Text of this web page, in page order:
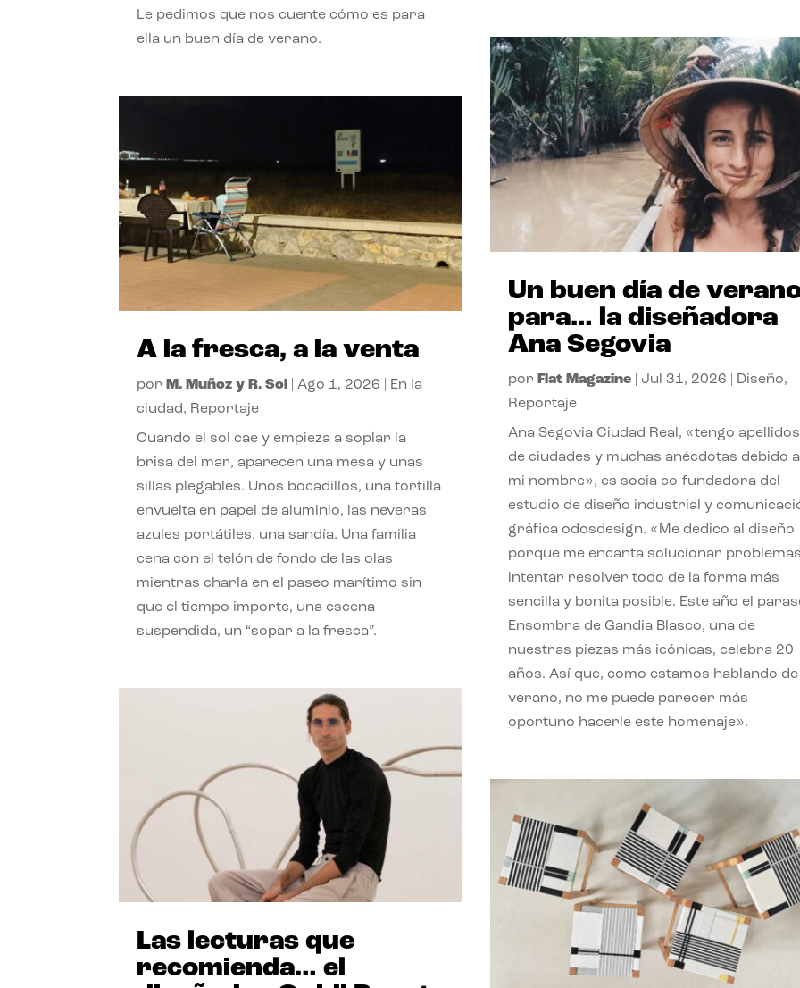
Le pedimos que nos cuente cómo es para
ella un buen día de verano.
A la fresca, a la venta
por M. Muñoz y R. Sol |Ago 1, 2026
En la
ciudad, Reportaje
Cuando el sol cae y empieza a soplar la
brisa del mar, aparecen una mesa y unas
sillas plegables. Unos bocadillos, una tortilla
envuelta en papel de aluminio, las neveras
azules portátiles, una sandía. Una familia
cena con el telón de fondo de las olas
mientras charla en el paseo marítimo sin
que el tiempo importe, una escena
suspendida, un “sopar a la fresca”.
Las lecturas que
recomienda… el
Un buen día de
para… la diseñadora
Ana Segovia
por Flat Magazine| Jul 31, 2026 Diseño,
Reportaje
Ana Segovia Ciudad Real, «tengo apellidos
de ciudades y muchas anécdotas debido a
mi nombre», es socia co-fundadora del
estudio de diseño industrial y
gráfica odosdesign. «Me dedico al diseño
porque me encanta solucionar
intentar resolver todo de la forma más
sencilla y bonita posible. Este año el
Ensombra de Gandia Blasco, una de
nuestras piezas más icónicas, celebra 20
años. Así que, como estamos hablando de
verano, no me puede parecer más
oportuno hacerle este homenaje».